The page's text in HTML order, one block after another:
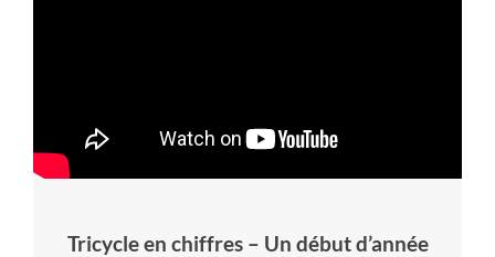
Tricycle en chiffres – Un début d’année